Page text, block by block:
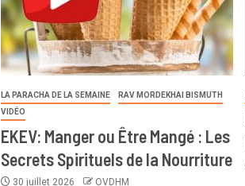
LA PARACHA DE LA SEMAINE
RAV MORDEKHAI BISMUTH
VIDÉO
EKEV: Manger ou Être Mangé : Les
Secrets Spirituels de la Nourriture
30 juillet 2026 OVDHM